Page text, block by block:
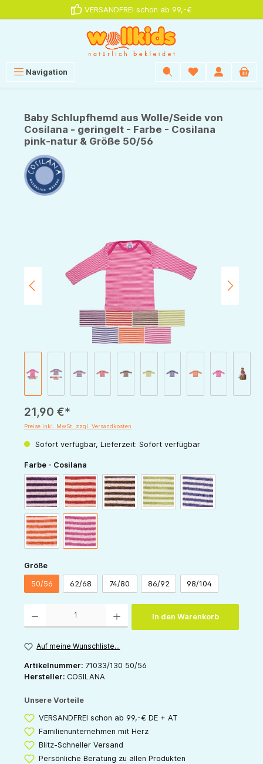
VERSANDFREI schon ab 99,-€
Navigation
Baby Schlupfhemd aus Wolle/Seide von
Cosilana - geringelt - Farbe - Cosilana
pink-natur & Größe 50/56
21,90 €*
Preise inkl. MwSt. zzgl. Versandkosten
Sofort verfügbar, Lieferzeit: Sofort verfügbar
Farbe - Cosilana
pflaume-naturrot-natur schoko-naturgrün-naturmarine-natur
orange-naturpink-natur
Größeauswählen
50/56 62/68 74/80 86/92 98/104
In den Warenkorb
Auf meine Wunschliste...
Artikelnummer: 71033/130 50/56
Hersteller: COSILANA
Unsere Vorteile
VERSANDFREI schon ab 99,-€ DE + AT
Familienunternehmen mit Herz
Blitz-Schneller Versand
Persönliche Beratung zu allen Produkten